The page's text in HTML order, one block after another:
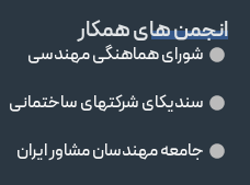
انجمن های همکار
شورای هماهنگی مهندسی
سندیکای شرکتهای ساختمانی
جامعه مهندسان مشاور ايران